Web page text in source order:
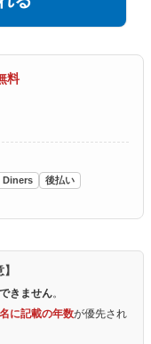
料
Diners
後払い
きません。
に記載の年数が優先され